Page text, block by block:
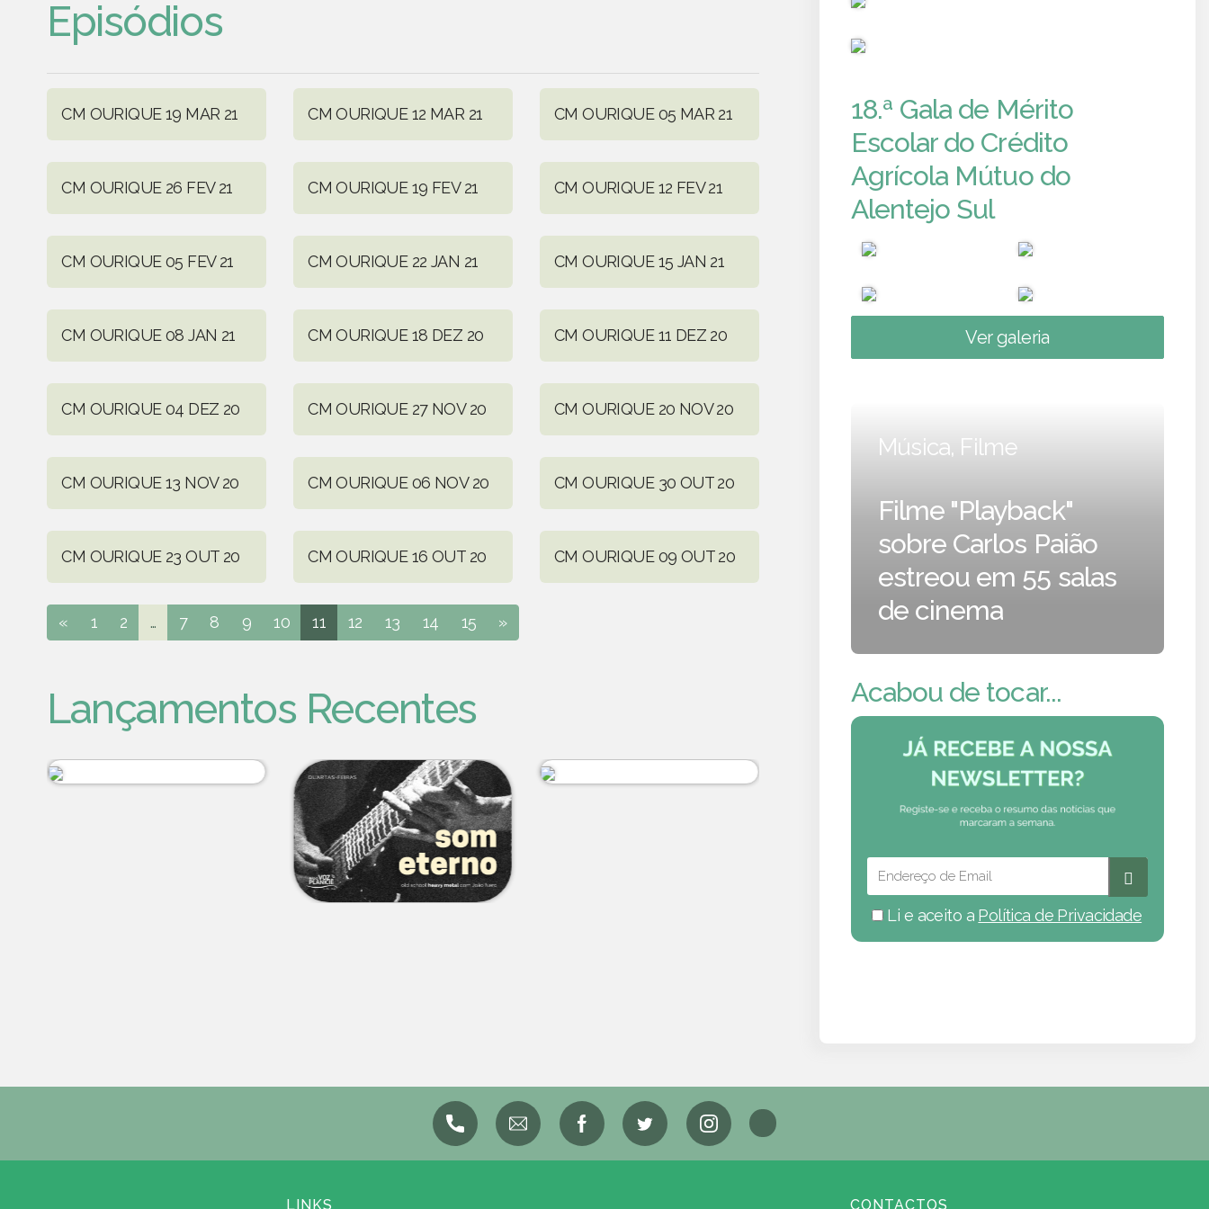
Episódios
CM OURIQUE 19 MAR 21 CM OURIQUE 12 MAR 21 CM OURIQUE 05 MAR 21
CM OURIQUE 26 FEV 21 CM OURIQUE 19 FEV 21 CM OURIQUE 12 FEV 21
CM OURIQUE 05 FEV 21 CM OURIQUE 22 JAN 21 CM OURIQUE 15 JAN 21
CM OURIQUE 08 JAN 21 CM OURIQUE 18 DEZ 20 CM OURIQUE 11 DEZ 20
CM OURIQUE 04 DEZ 20 CM OURIQUE 27 NOV 20 CM OURIQUE 20 NOV 20
CM OURIQUE 13 NOV 20 CM OURIQUE 06 NOV 20 CM OURIQUE 30 OUT 20
CM OURIQUE 23 OUT 20 CM OURIQUE 16 OUT 20 CM OURIQUE 09 OUT 20
« 1 2 ... 7 8 9 10 11 12 13 14 15 »
Lançamentos Recentes
18.ª Gala de Mérito
Escolar do Crédito
Agrícola Mútuo do
Alentejo Sul
Ver galeria
Música, Filme
Filme "Playback"
sobre Carlos Paião
estreou em 55 salas
de cinema
Acabou de tocar...
Li e aceito a Política de Privacidade
LINKS CONTACTOS